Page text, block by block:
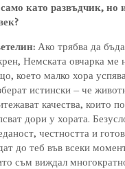
като развъдчик, но
Ако трябва да
Немската овчарка ме
което малко хора
истински – че
качества, които
дори у хората.
честността и
до теб във всеки
съм виждал